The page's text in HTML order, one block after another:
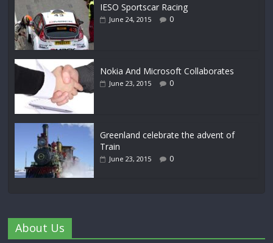
IESO Sportscar Racing
June 24, 2015 0
Nokia And Microsoft Collaborates
June 23, 2015 0
Greenland celebrate the advent of
Train
June 23, 2015 0
About Us